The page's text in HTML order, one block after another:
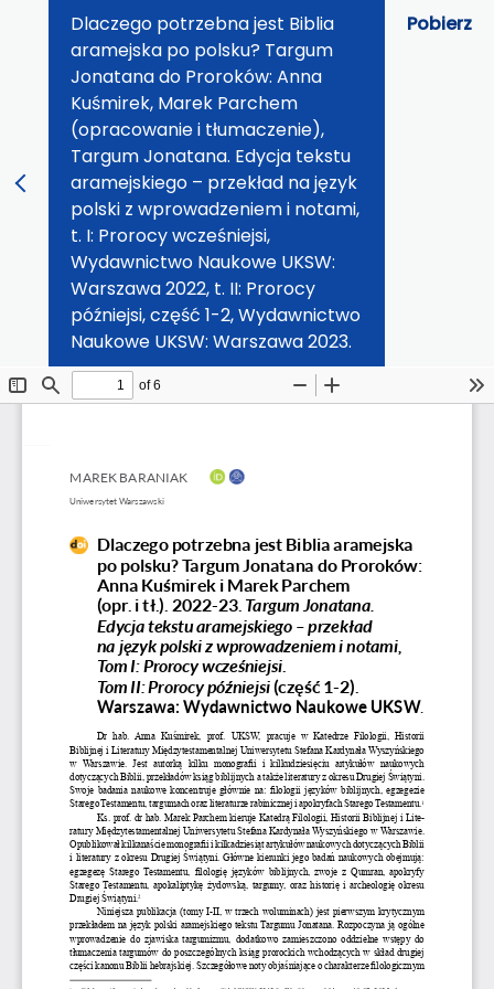
Dlaczego potrzebna jest Biblia
aramejska po polsku? Targum
Jonatana do Proroków: Anna
Kuśmirek, Marek Parchem
(opracowanie i tłumaczenie),
Targum Jonatana. Edycja tekstu
aramejskiego – przekład na język
polski z wprowadzeniem i notami,
t. I: Prorocy wcześniejsi,
Wydawnictwo Naukowe UKSW:
Warszawa 2022, t. II: Prorocy
późniejsi, część 1-2, Wydawnictwo
Naukowe UKSW: Warszawa 2023.
Pobierz